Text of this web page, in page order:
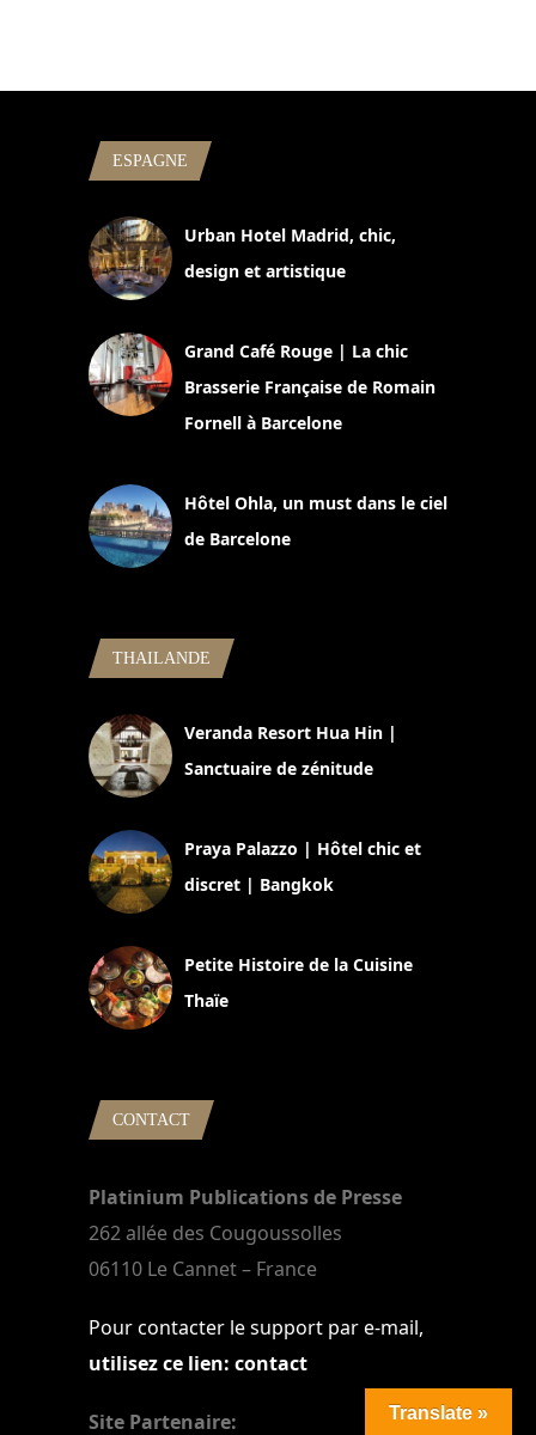
ESPAGNE
Urban Hotel Madrid, chic,
design et artistique
Grand Café Rouge | La chic
Brasserie Française de Romain
Fornell à Barcelone
Hôtel Ohla, un must dans le ciel
de Barcelone
THAILANDE
Veranda Resort Hua Hin |
Sanctuaire de zénitude
Praya Palazzo | Hôtel chic et
discret | Bangkok
Petite Histoire de la Cuisine
Thaïe
CONTACT
Platinium Publications de Presse
262 allée des Cougoussolles
06110 Le Cannet – France
Pour contacter le support par e-mail,
utilisez ce lien: contact
Site Partenaire: Translate »